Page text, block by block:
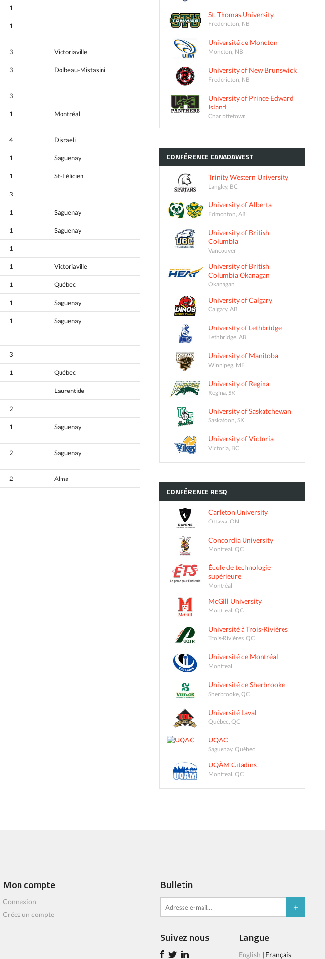
1
1
3 Victoriaville
3 Dolbeau-Mistasini
3
1 Montréal
4 Disraeli
1 Saguenay
1 St-Félicien
3
1 Saguenay
1 Saguenay
1
1 Victoriaville
1 Québec
1 Saguenay
1 Saguenay
3
1 Québec
Laurentide
2
1 Saguenay
2 Saguenay
2 Alma
St. Thomas University
Fredericton, NB
Université de Moncton
Moncton, NB
University of New Brunswick
Fredericton, NB
University of Prince Edward
Island
Charlottetown
CONFÉRENCE CANADAWEST
Trinity Western University
Langley, BC
University of Alberta
Edmonton, AB
University of British
Columbia
Vancouver
University of British
Columbia Okanagan
Okanagan
University of Calgary
Calgary, AB
University of Lethbridge
Lethbridge, AB
University of Manitoba
Winnipeg, MB
University of Regina
Regina, SK
University of Saskatchewan
Saskatoon, SK
University of Victoria
Victoria, BC
CONFÉRENCE RESQ
Carleton University
Ottawa, ON
Concordia University
Montreal, QC
École de technologie
supérieure
Montréal
McGill University
Montreal, QC
Université à Trois-Rivières
Trois-Rivières, QC
Université de Montréal
Montreal
Université de Sherbrooke
Sherbrooke, QC
Université Laval
Québec, QC
UQAC
Saguenay, Québec
UQÀM Citadins
Montreal, QC
Mon compte
Connexion
Créez un compte
Bulletin
Suivez nous Langue
English | Français